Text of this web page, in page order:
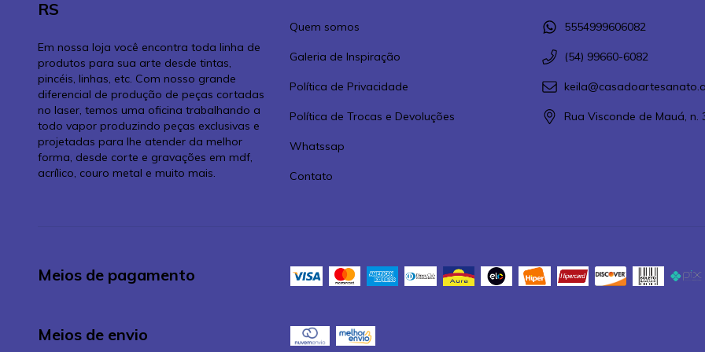
RS
Em nossa loja você encontra toda linha de
produtos para sua arte desde tintas,
pincéis, linhas, etc. Com nosso grande
diferencial de produção de peças cortadas
no laser, temos uma oficina trabalhando a
todo vapor produzindo peças exclusivas e
projetadas para lhe atender da melhor
forma, desde corte e gravações em mdf,
acrílico, couro metal e muito mais.
Quem somos
Galeria de Inspiração
Política de Privacidade
Política de Trocas e Devoluções
Whatssap
Contato
5554999606082
(54) 99660-6082
Rua Visconde de Mauá, n.
Meios de pagamento
Meios de envio